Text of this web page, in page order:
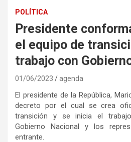
POLÍTICA
Presidente
el equipo de
trabajo con
01/06/2023 agenda
El presidente de la República,
decreto por el cual se crea
transición y se inicia el
Gobierno Nacional y los
entrante.